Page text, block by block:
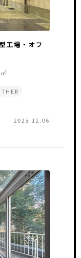
工場・オフ
2025.12.06